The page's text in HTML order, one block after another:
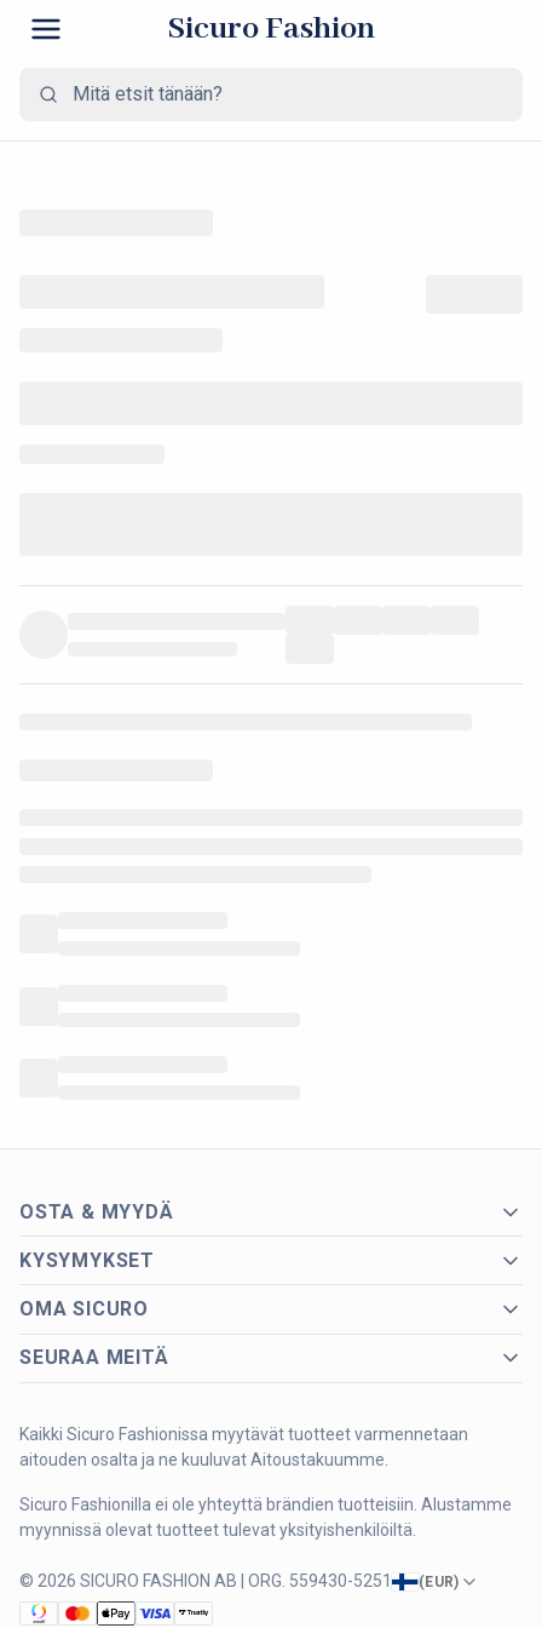
Sicuro Fashion
OSTA & MYYDÄ
KYSYMYKSET
OMA SICURO
SEURAA MEITÄ
Kaikki Sicuro Fashionissa myytävät tuotteet varmennetaan
aitouden osalta ja ne kuuluvat Aitoustakuumme.
Sicuro Fashionilla ei ole yhteyttä brändien tuotteisiin. Alustamme
myynnissä olevat tuotteet tulevat yksityishenkilöiltä.
© 2026 SICURO FASHION AB | ORG. 559430-5251 (EUR)